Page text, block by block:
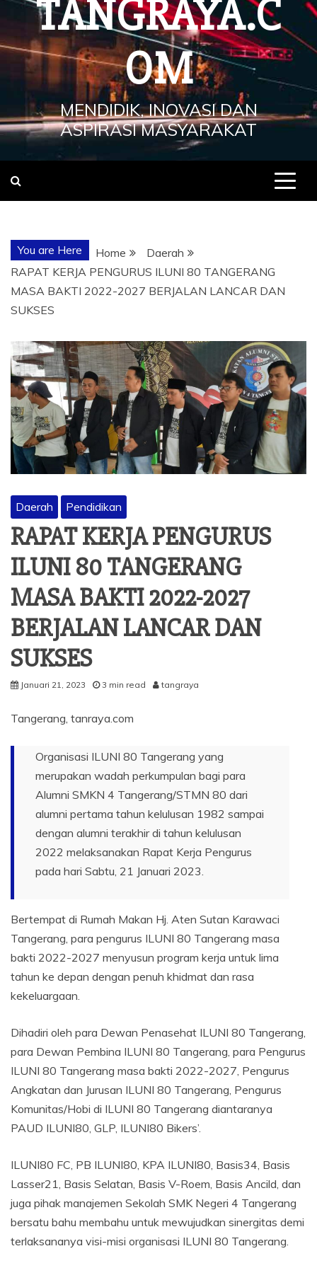
TANGRAYA.C
OM
MENDIDIK, INOVASI DAN
ASPIRASI MASYARAKAT
You are Here Home
Daerah
RAPAT KERJA PENGURUS ILUNI 80 TANGERANG
MASA BAKTI 2022-2027 BERJALAN LANCAR DAN
SUKSES
Daerah Pendidikan
RAPAT KERJA PENGURUS
ILUNI 80 TANGERANG
MASA BAKTI 2022-2027
BERJALAN LANCAR DAN
SUKSES
Januari 21, 2023 3 min read tangraya
Tangerang, tanraya.com
Organisasi ILUNI 80 Tangerang yang
merupakan wadah perkumpulan bagi para
Alumni SMKN 4 Tangerang/STMN 80 dari
alumni pertama tahun kelulusan 1982 sampai
dengan alumni terakhir di tahun kelulusan
2022 melaksanakan Rapat Kerja Pengurus
pada hari Sabtu, 21 Januari 2023.
Bertempat di Rumah Makan Hj. Aten Sutan Karawaci
Tangerang, para pengurus ILUNI 80 Tangerang masa
bakti 2022-2027 menyusun program kerja untuk lima
tahun ke depan dengan penuh khidmat dan rasa
kekeluargaan.
Dihadiri oleh para Dewan Penasehat ILUNI 80 Tangerang,
para Dewan Pembina ILUNI 80 Tangerang, para Pengurus
ILUNI 80 Tangerang masa bakti 2022-2027, Pengurus
Angkatan dan Jurusan ILUNI 80 Tangerang, Pengurus
Komunitas/Hobi di ILUNI 80 Tangerang diantaranya
PAUD ILUNI80, GLP, ILUNI80 Bikers’.
ILUNI80 FC, PB ILUNI80, KPA ILUNI80, Basis34, Basis
Lasser21, Basis Selatan, Basis V-Roem, Basis Ancild, dan
juga pihak manajemen Sekolah SMK Negeri 4 Tangerang
bersatu bahu membahu untuk mewujudkan sinergitas demi
terlaksananya visi-misi organisasi ILUNI 80 Tangerang.